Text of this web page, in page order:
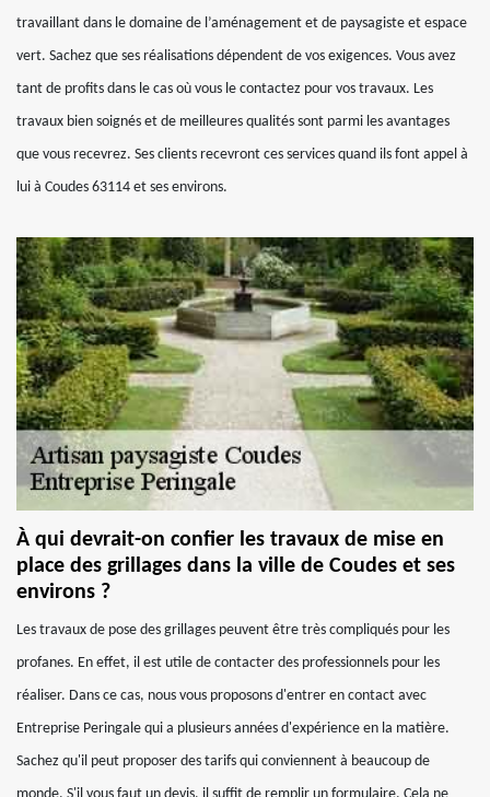
travaillant dans le domaine de l’aménagement et de paysagiste et espace
vert. Sachez que ses réalisations dépendent de vos exigences. Vous avez
tant de profits dans le cas où vous le contactez pour vos travaux. Les
travaux bien soignés et de meilleures qualités sont parmi les avantages
que vous recevrez. Ses clients recevront ces services quand ils font appel à
lui à Coudes 63114 et ses environs.
À qui devrait-on confier les travaux de mise en
place des grillages dans la ville de Coudes et ses
environs ?
Les travaux de pose des grillages peuvent être très compliqués pour les
profanes. En effet, il est utile de contacter des professionnels pour les
réaliser. Dans ce cas, nous vous proposons d'entrer en contact avec
Entreprise Peringale qui a plusieurs années d'expérience en la matière.
Sachez qu'il peut proposer des tarifs qui conviennent à beaucoup de